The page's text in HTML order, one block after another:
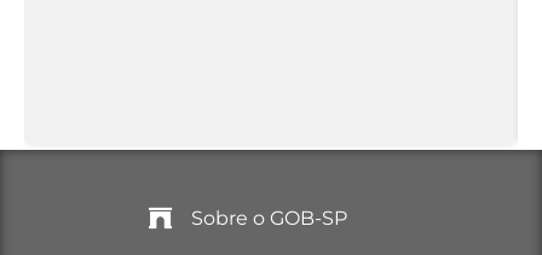
Sobre o GOB-SP